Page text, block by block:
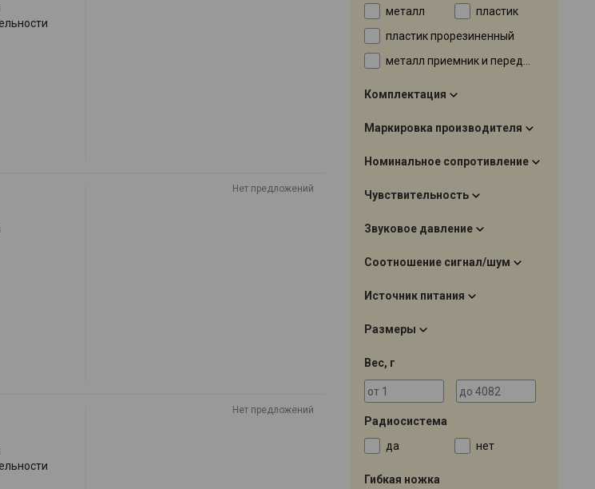
Нет предложений
Нет предложений
металл
пластик
пластик прорезиненный
металл приемник и передатчик
Комплектация
Маркировка производителя
Номинальное сопротивление
Чувствительность
Звуковое давление
Соотношение сигнал/шум
Источник питания
Размеры
Вес, г
Радиосистема
да
нет
Гибкая ножка